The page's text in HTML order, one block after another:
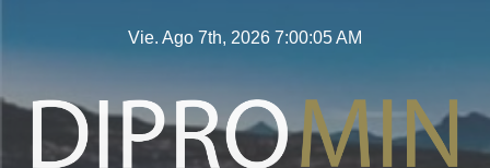
Vie. Ago 7th, 2026 7:00:06 AM